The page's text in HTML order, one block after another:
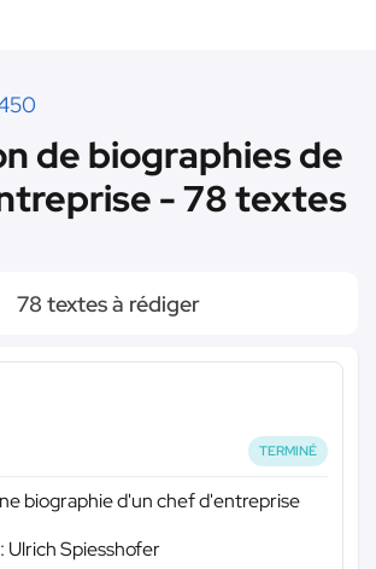
de biographies de
- 78 textes
78 textes à rédiger
TERMINÉ
biographie d'un chef d'entreprise
Ulrich Spiesshofer